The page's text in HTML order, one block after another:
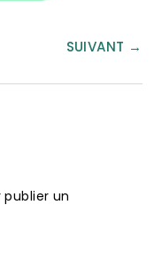
SUIVANT →
publier un